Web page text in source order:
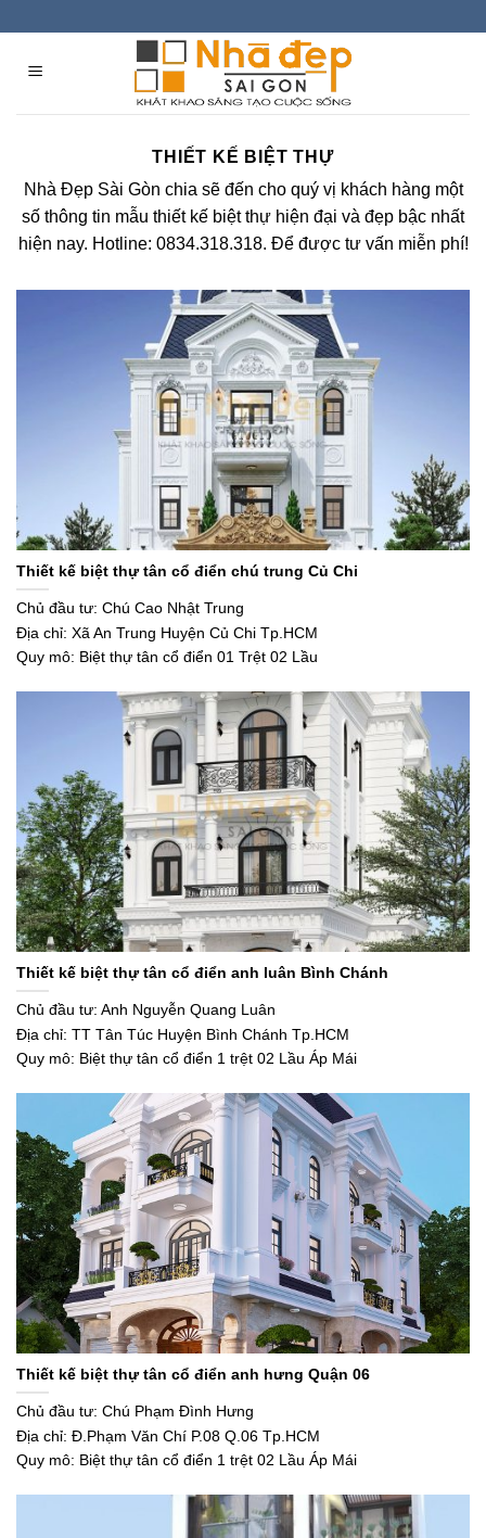
content
THIẾT KẾ BIỆT THỰ
Nhà Đẹp Sài Gòn chia sẽ đến cho quý vị khách hàng một
số thông tin mẫu thiết kế biệt thự hiện đại và đẹp bậc nhất
hiện nay. Hotline: 0834.318.318. Để được tư vấn miễn phí!
Thiết kế biệt thự tân cổ điển chú trung Củ Chi
Chủ đầu tư: Chú Cao Nhật Trung
Địa chỉ: Xã An Trung Huyện Củ Chi Tp.HCM
Quy mô: Biệt thự tân cổ điển 01 Trệt 02 Lầu
Thiết kế biệt thự tân cổ điển anh luân Bình Chánh
Chủ đầu tư: Anh Nguyễn Quang Luân
Địa chỉ: TT Tân Túc Huyện Bình Chánh Tp.HCM
Quy mô: Biệt thự tân cổ điển 1 trệt 02 Lầu Áp Mái
Thiết kế biệt thự tân cổ điển anh hưng Quận 06
Chủ đầu tư: Chú Phạm Đình Hưng
Địa chỉ: Đ.Phạm Văn Chí P.08 Q.06 Tp.HCM
Quy mô: Biệt thự tân cổ điển 1 trệt 02 Lầu Áp Mái